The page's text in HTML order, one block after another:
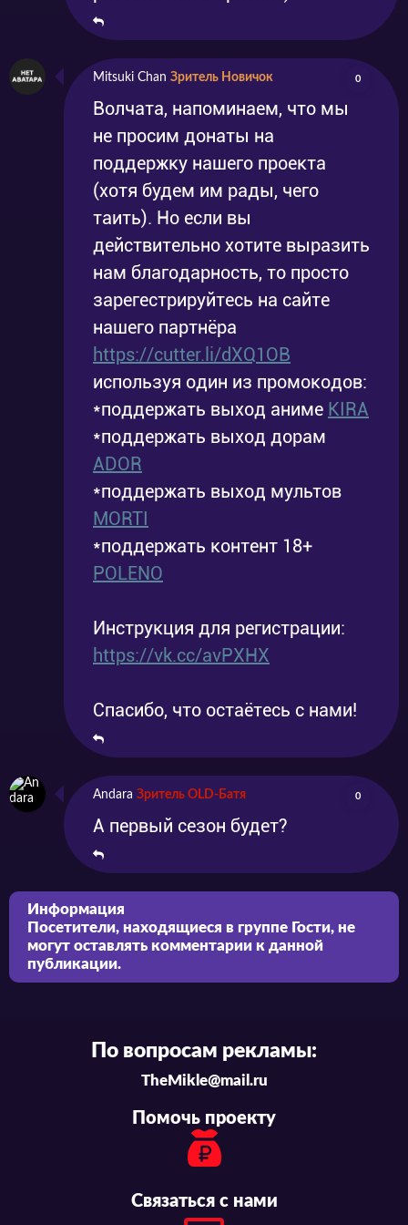
Mitsuki Chan Зритель Новичок 0
Волчата, напоминаем, что мы
не просим донаты на
поддержку нашего проекта
(хотя будем им рады, чего
таить). Но если вы
действительно хотите выразить
нам благодарность, то просто
зарегестрируйтесь на сайте
нашего партнёра
https://cutter.li/dXQ1OB
используя один из промокодов:
*поддержать выход аниме KIRA
*поддержать выход дорам
ADOR
*поддержать выход мультов
MORTI
*поддержать контент 18+
POLENO
Инструкция для регистрации:
https://vk.cc/avPXHX
Спасибо, что остаётесь с нами!
Andara Зритель OLD-Батя 0
А первый сезон будет?
Информация
Посетители, находящиеся в группе Гости, не
могут оставлять комментарии к данной
публикации.
По вопросам рекламы:
TheMikle@mail.ru
Помочь проекту
Связаться с нами